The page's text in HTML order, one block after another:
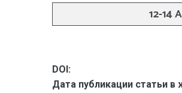
12-14
DOI:
Дата публикации статьи в